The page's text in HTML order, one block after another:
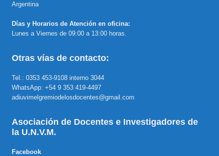
Argentina
Días y Horarios de Atención en oficina:
Lunes a Viernes de 09:00 a 13:00 horas.
Otras vías de contacto:
Tel.: 0353 453-9108 interno 3044
WhatsApp: +54 9 353 419-4497
adiuvimelgremiodelosdocentes@gmail.com
Asociación de Docentes e Investigadores de
la U.N.V.M.
Facebook